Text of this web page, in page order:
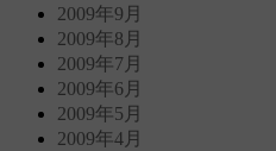
2009年9月
2009年8月
2009年7月
2009年6月
2009年5月
2009年4月